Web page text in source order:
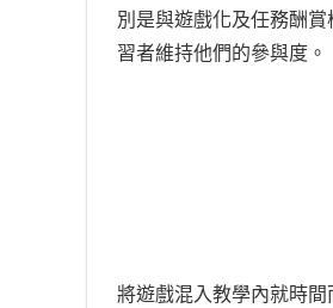
別是與遊戲化及任務酬
習者維持他們的參與度。
將遊戲混入教學內就時